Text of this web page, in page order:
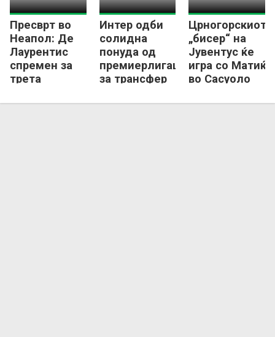
Пресврт во
Неапол: Де
Лаурентис
спремен за
трета
Елмас!
Интер одби
солидна
понуда од
премиерлигаш
за трансфер
јуниор“
Црногорскиот
„бисер“ на
Јувентус ќе
игра со Матиќ
во Сасуоло